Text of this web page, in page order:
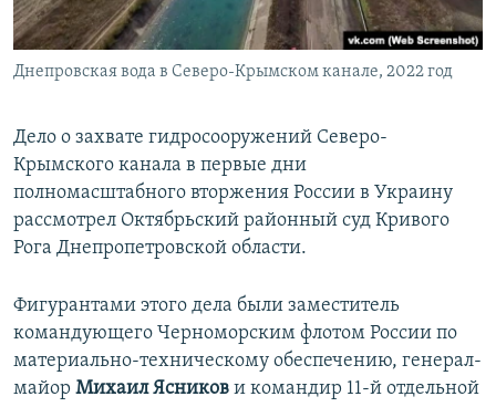
Днепровская вода в Северо-Крымском канале, 2022 год
Дело о захвате гидросооружений Северо-
Крымского канала в первые дни
полномасштабного вторжения России в Украину
рассмотрел Октябрьский районный суд Кривого
Рога Днепропетровской области.
Фигурантами этого дела были заместитель
командующего Черноморским флотом России по
материально-техническому обеспечению, генерал-
майор Михаил Ясников и командир 11-й отдельной